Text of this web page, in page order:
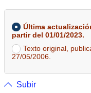
Última
partir del 01/01/2023.
Texto original,
27/05/2006.
Subir